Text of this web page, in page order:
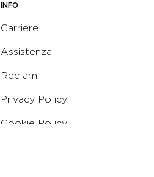
INFO
Carriere
Assistenza
Reclami
Privacy Policy
Cookie Policy